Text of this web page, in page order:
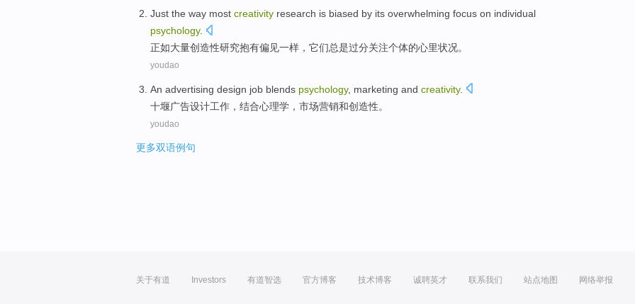
Just the way most creativity research is biased by its overwhelming focus on individual
psychology.
正如大量创造性研究抱有偏见一样 ， 它们总是过分关注个体的心里状况。
youdao
An advertising design job blends psychology, marketing and creativity.
十堰广告设计工作 ， 结合心理学 ， 市场营销和创造性。
youdao
更多双语例句
关于有道 Investors 有道智选 官方博客 技术博客 诚聘英才 联系我们 站点地图 网络举报